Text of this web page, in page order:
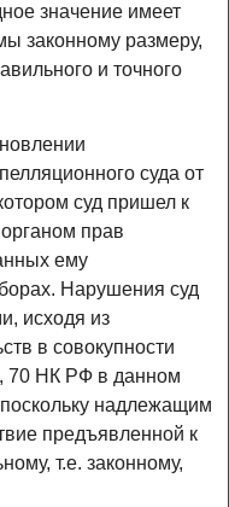
значение имеет
законному размеру,
и точного
суда от
суд пришел к
прав
ему
Нарушения суд
исходя из
в совокупности
70 НК РФ в данном
надлежащим
предъявленной к
т.е. законному,